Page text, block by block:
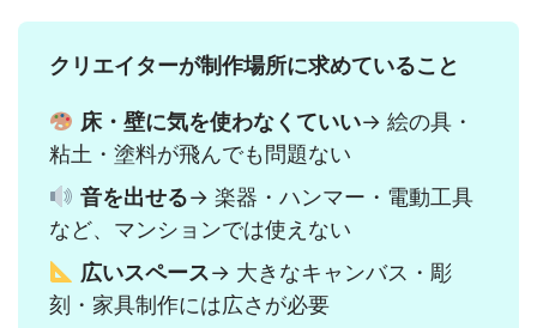
クリエイターが制作場所に求めていること
床・壁に気を使わなくていい→ 絵の具・
粘土・塗料が飛んでも問題ない
音を出せる→ 楽器・ハンマー・電動工具
など、マンションでは使えない
広いスペース→ 大きなキャンバス・彫
刻・家具制作には広さが必要